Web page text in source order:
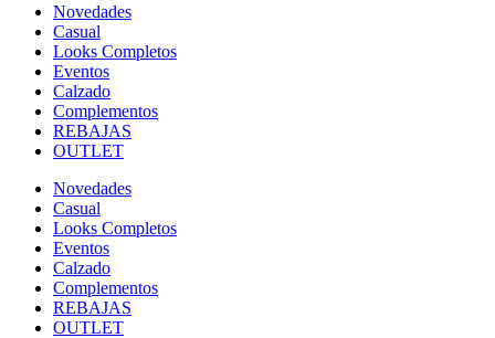
Novedades
Casual
Looks Completos
Eventos
Calzado
Complementos
REBAJAS
OUTLET
Novedades
Casual
Looks Completos
Eventos
Calzado
Complementos
REBAJAS
OUTLET